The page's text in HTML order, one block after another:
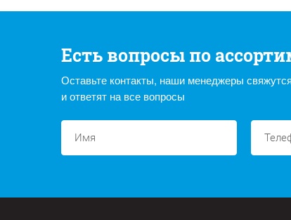
Есть вопросы по
Оставьте контакты, наши менеджеры
и ответят на все вопросы